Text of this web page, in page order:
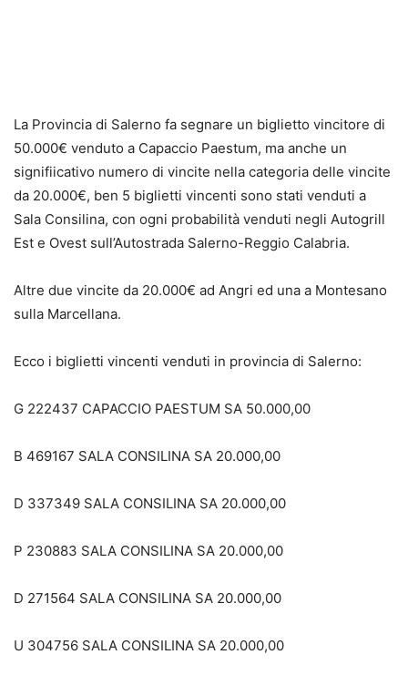
La Provincia di Salerno fa segnare un biglietto vincitore di
50.000€ venduto a Capaccio Paestum, ma anche un
signifiicativo numero di vincite nella categoria delle vincite
da 20.000€, ben 5 biglietti vincenti sono stati venduti a
Sala Consilina, con ogni probabilità venduti negli Autogrill
Est e Ovest sull’Autostrada Salerno-Reggio Calabria.
Altre due vincite da 20.000€ ad Angri ed una a Montesano
sulla Marcellana.
Ecco i biglietti vincenti venduti in provincia di Salerno:
G 222437 CAPACCIO PAESTUM SA 50.000,00
B 469167 SALA CONSILINA SA 20.000,00
D 337349 SALA CONSILINA SA 20.000,00
P 230883 SALA CONSILINA SA 20.000,00
D 271564 SALA CONSILINA SA 20.000,00
U 304756 SALA CONSILINA SA 20.000,00